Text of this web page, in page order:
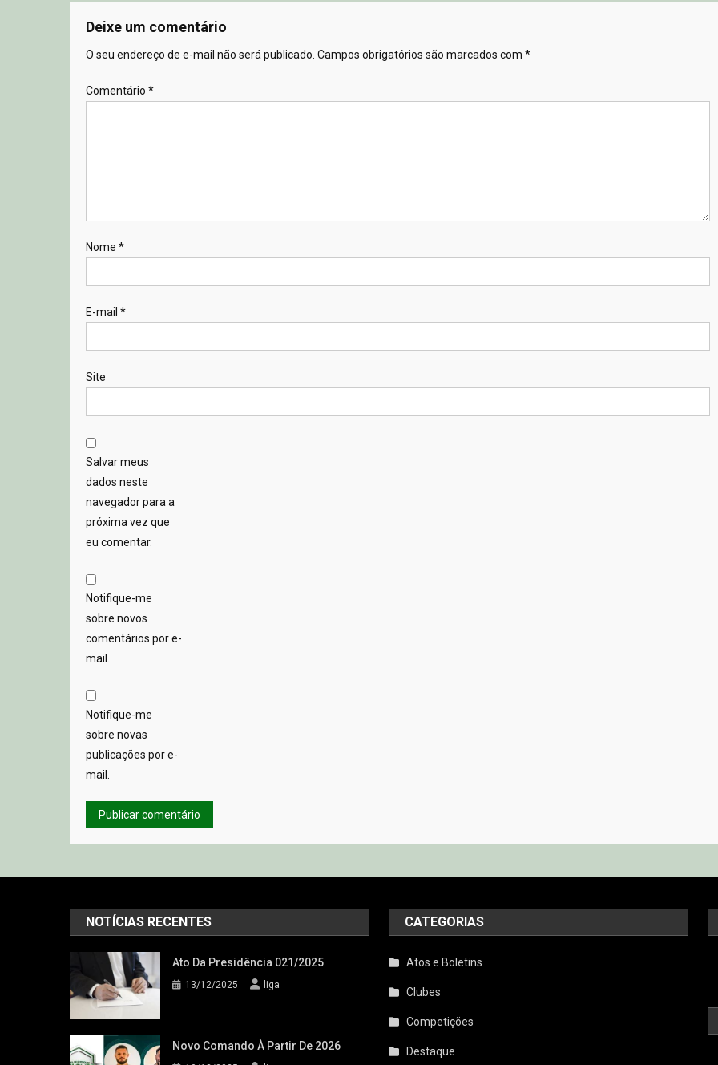
Deixe um comentário
O seu endereço de e-mail não será publicado. Campos obrigatórios são marcados com *
Comentário *
Nome *
E-mail *
Site
Salvar meus
dados neste
navegador para a
próxima vez que
eu comentar.
Notifique-me
sobre novos
comentários por e-
mail.
Notifique-me
sobre novas
publicações por e-
mail.
NOTÍCIAS RECENTES
Ato Da Presidência 021/2025
13/12/2025 liga
Novo Comando À Partir De 2026
CATEGORIAS
Atos e Boletins
Clubes
Competições
Destaque